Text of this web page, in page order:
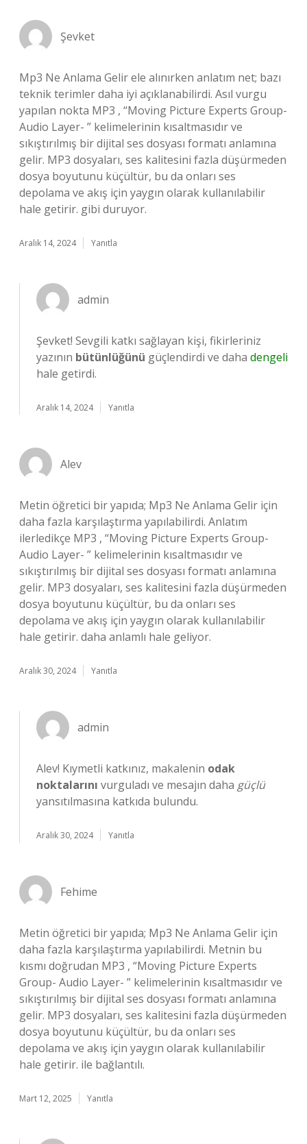
Şevket
Mp3 Ne Anlama Gelir ele alınırken anlatım net; bazı
teknik terimler daha iyi açıklanabilirdi. Asıl vurgu
yapılan nokta MP3 , “Moving Picture Experts Group-
Audio Layer- ” kelimelerinin kısaltmasıdır ve
sıkıştırılmış bir dijital ses dosyası formatı anlamına
gelir. MP3 dosyaları, ses kalitesini fazla düşürmeden
dosya boyutunu küçültür, bu da onları ses
depolama ve akış için yaygın olarak kullanılabilir
hale getirir. gibi duruyor.
Aralık 14, 2024 Yanıtla
admin
Şevket! Sevgili katkı sağlayan kişi, fikirleriniz
yazının bütünlüğünü güçlendirdi ve daha dengeli
hale getirdi.
Aralık 14, 2024 Yanıtla
Alev
Metin öğretici bir yapıda; Mp3 Ne Anlama Gelir için
daha fazla karşılaştırma yapılabilirdi. Anlatım
ilerledikçe MP3 , “Moving Picture Experts Group-
Audio Layer- ” kelimelerinin kısaltmasıdır ve
sıkıştırılmış bir dijital ses dosyası formatı anlamına
gelir. MP3 dosyaları, ses kalitesini fazla düşürmeden
dosya boyutunu küçültür, bu da onları ses
depolama ve akış için yaygın olarak kullanılabilir
hale getirir. daha anlamlı hale geliyor.
Aralık 30, 2024 Yanıtla
admin
Alev! Kıymetli katkınız, makalenin odak
noktalarını vurguladı ve mesajın daha güçlü
yansıtılmasına katkıda bulundu.
Aralık 30, 2024 Yanıtla
Fehime
Metin öğretici bir yapıda; Mp3 Ne Anlama Gelir için
daha fazla karşılaştırma yapılabilirdi. Metnin bu
kısmı doğrudan MP3 , “Moving Picture Experts
Group- Audio Layer- ” kelimelerinin kısaltmasıdır ve
sıkıştırılmış bir dijital ses dosyası formatı anlamına
gelir. MP3 dosyaları, ses kalitesini fazla düşürmeden
dosya boyutunu küçültür, bu da onları ses
depolama ve akış için yaygın olarak kullanılabilir
hale getirir. ile bağlantılı.
Mart 12, 2025 Yanıtla